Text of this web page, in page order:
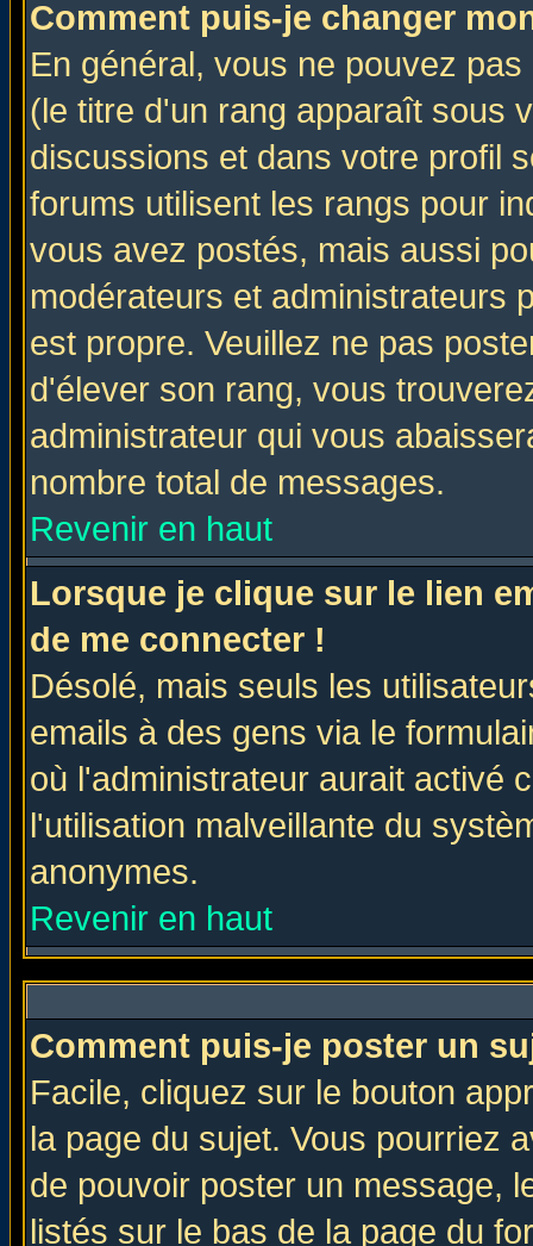
Comment puis-je changer
En général, vous ne pouvez
(le titre d'un rang apparaît sous
discussions et dans votre profil
forums utilisent les rangs pour
vous avez postés, mais aussi
modérateurs et administrateurs
est propre. Veuillez ne pas
d'élever son rang, vous
administrateur qui vous
nombre total de messages.
Revenir en haut
Lorsque je clique sur le lien
de me connecter !
Désolé, mais seuls les
emails à des gens via le
où l'administrateur aurait activé
l'utilisation malveillante du
anonymes.
Revenir en haut
Comment puis-je poster un
Facile, cliquez sur le bouton
la page du sujet. Vous pourriez
de pouvoir poster un message,
listés sur le bas de la page du